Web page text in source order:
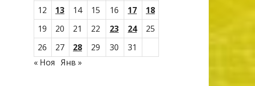
12
13 14 15 16 17
18
19
20 21 22 23 24
25
26
27 28 29 30
31
« Ноя Янв »